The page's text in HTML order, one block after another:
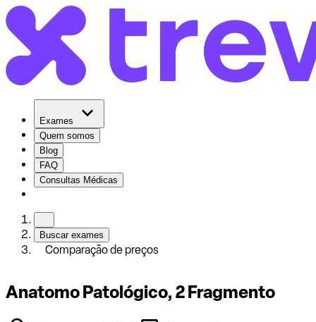
Exames
Quem somos
Blog
FAQ
Consultas Médicas
Buscar exames
Comparação de preços
Anatomo Patológico, 2 Fragmento